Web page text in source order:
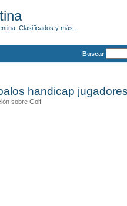
Clasificados y más...
Buscar
handicap
sobre Golf